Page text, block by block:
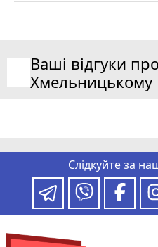
Ваші відгуки
Хмельницькому
Слідкуйте за